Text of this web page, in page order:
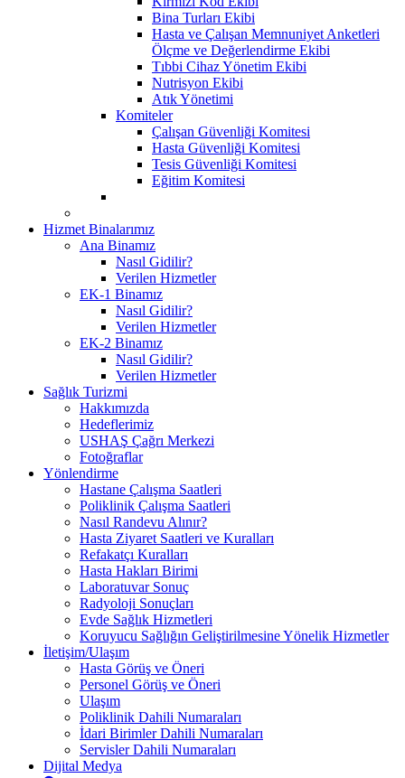
Bina Turları Ekibi
Hasta ve Çalışan Memnuniyet Anketleri
Ölçme ve Değerlendirme Ekibi
Tıbbi Cihaz Yönetim Ekibi
Nutrisyon Ekibi
Atık Yönetimi
Komiteler
Çalışan Güvenliği Komitesi
Hasta Güvenliği Komitesi
Tesis Güvenliği Komitesi
Eğitim Komitesi
Hizmet Binalarımız
Ana Binamız
Nasıl Gidilir?
Verilen Hizmetler
EK-1 Binamız
Nasıl Gidilir?
Verilen Hizmetler
EK-2 Binamız
Nasıl Gidilir?
Verilen Hizmetler
Sağlık Turizmi
Hakkımızda
Hedeflerimiz
USHAŞ Çağrı Merkezi
Fotoğraflar
Yönlendirme
Hastane Çalışma Saatleri
Poliklinik Çalışma Saatleri
Nasıl Randevu Alınır?
Hasta Ziyaret Saatleri ve Kuralları
Refakatçı Kuralları
Hasta Hakları Birimi
Laboratuvar Sonuç
Radyoloji Sonuçları
Evde Sağlık Hizmetleri
Koruyucu Sağlığın Geliştirilmesine Yönelik Hizmetler
İletişim/Ulaşım
Hasta Görüş ve Öneri
Personel Görüş ve Öneri
Ulaşım
Poliklinik Dahili Numaraları
İdari Birimler Dahili Numaraları
Servisler Dahili Numaraları
Dijital Medya